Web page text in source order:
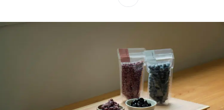
小売店・飲食店の皆さまへ
選りすぐりの食品ブランドの仕入に
今すぐ簡単にご利用いただけます。